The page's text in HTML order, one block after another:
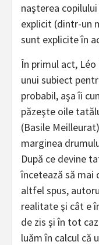
naşterea
explicit (dintr-un
sunt explicite în
În primul act,
unui subiect
probabil, aşa îi
păzeşte oile
(Basile
marginea
După ce devine
încetează să mai
altfel spus,
realitate şi cât e
de zis şi în tot
luăm în calcul că